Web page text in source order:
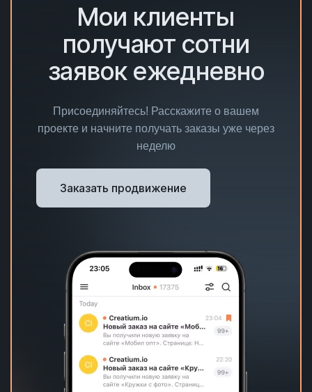
Мои клиенты
получают сотни
заявок ежедневно
Присоединяйтесь! Расскажите о вашем
проекте и начните получать заказы уже через
неделю
Заказать продвижение